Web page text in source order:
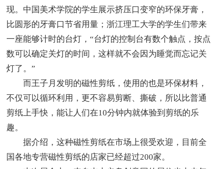
现。中国美术学院的学生展示挤压口变窄的环保牙膏，
比圆形的牙膏口节省用量；浙江理工大学的学生们带来
一座能够计时的台灯，“台灯的控制台有数个触点，按点
数可以确定关灯的时间，这样就不会因为睡觉而忘记关
灯了。”
而王子月发明的磁性剪纸，使用的也是环保材料，
不仅可以循环利用，更不容易剪断、撕破，所以比普通
剪纸上手快，能让人们在10分钟内就体验到剪纸的乐
趣。
据介绍，这种磁性剪纸在市场上很受欢迎，目前全
国各地专营磁性剪纸的店家已经超过200家。